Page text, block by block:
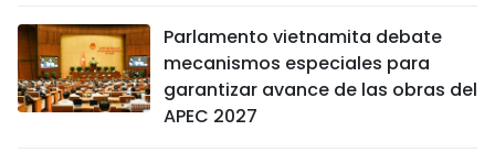
Parlamento vietnamita debate
mecanismos especiales para
garantizar avance de las obras del
APEC 2027